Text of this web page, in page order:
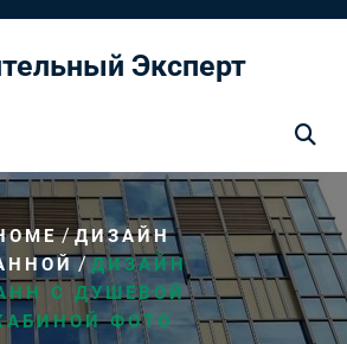
Эксперт
/ДИЗАЙН
/ДИЗАЙН
С ДУШЕВОЙ
ФОТО